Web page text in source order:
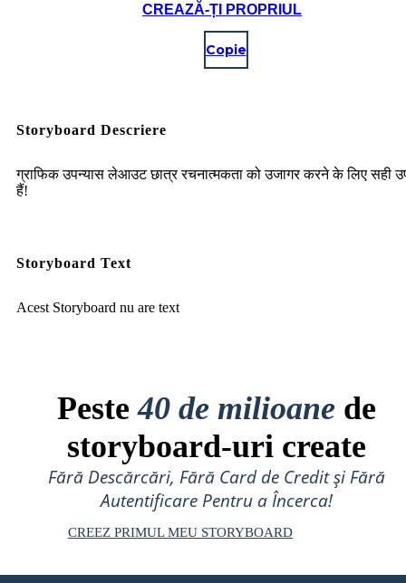
CREAZĂ-ȚI PROPRIUL
Copie
Storyboard Descriere
ग्राफिक उपन्यास लेआउट छात्र रचनात्मकता को उजागर करने के लिए सही
हैं!
Storyboard Text
Acest Storyboard nu are text
Peste40 de milioane de
storyboard-uri create
Fără Descărcări, Fără Card de Credit și Fără
Autentificare Pentru a Încerca!
CREEZ PRIMUL MEU STORYBOARD